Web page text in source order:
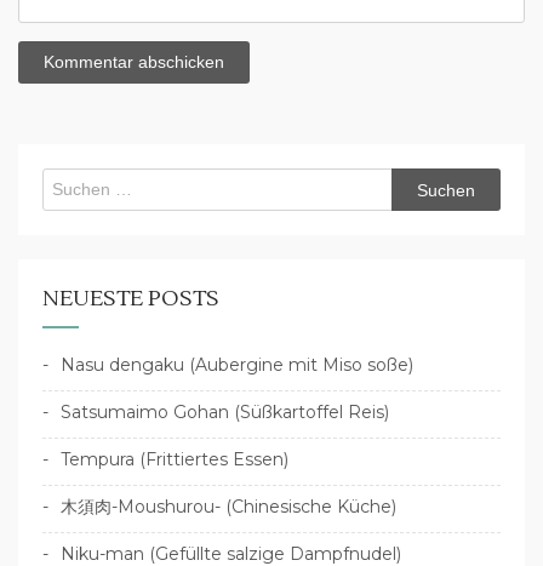
Suchen
nach:
NEUESTE POSTS
Nasu dengaku (Aubergine mit Miso soße)
Satsumaimo Gohan (Süßkartoffel Reis)
Tempura (Frittiertes Essen)
木須肉-Moushurou- (Chinesische Küche)
Niku-man (Gefüllte salzige Dampfnudel)